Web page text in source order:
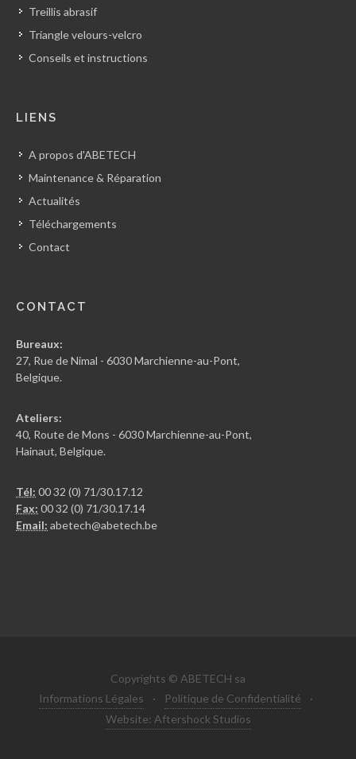
Treillis abrasif
Triangle velours-velcro
Conseils et instructions
LIENS
A propos d'ABETECH
Maintenance & Réparation
Actualités
Téléchargements
Contact
CONTACT
Bureaux:
27, Rue de Nimal - 6030 Marchienne-au-Pont,
Belgique.
Ateliers:
40, Route de Mons - 6030 Marchienne-au-Pont,
Hainaut, Belgique.
Tél: 00 32 (0) 71/30.17.12
Fax: 00 32 (0) 71/30.17.14
Email: abetech@abetech.be
Copyrights © ABETECH sa
Informations Légales
· Politique de Confidentialité
·
Website: Aftershock Studios